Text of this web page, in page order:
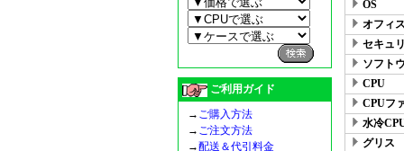
ご利用ガイド
→ ご購入方法
→ ご注文方法
→配送＆代引料金
OS
オフィ
セキュ
ソフト
CPU
CPUフ
水冷
グリス